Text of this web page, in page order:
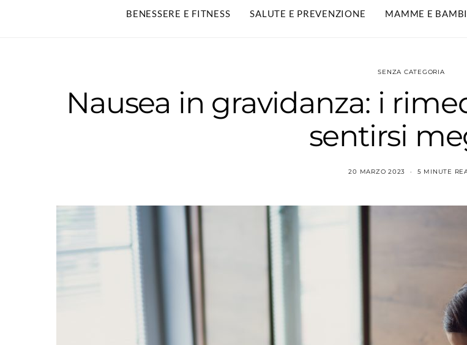
BENESSERE E FITNESS SALUTE E PREVENZIONE MAMME E
SENZA CATEGORIA
Nausea in gravidanza: i
sentirsi
20 MARZO 2023 5 MINUTE